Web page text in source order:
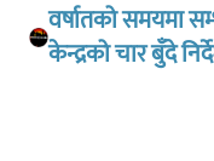
वर्षातको समयमा
केन्द्रको चार बुँदे